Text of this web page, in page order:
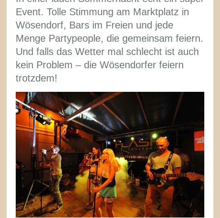
Event. Tolle Stimmung am Marktplatz in
Wösendorf, Bars im Freien und jede
Menge Partypeople, die gemeinsam feiern.
Und falls das Wetter mal schlecht ist auch
kein Problem – die Wösendorfer feiern
trotzdem!